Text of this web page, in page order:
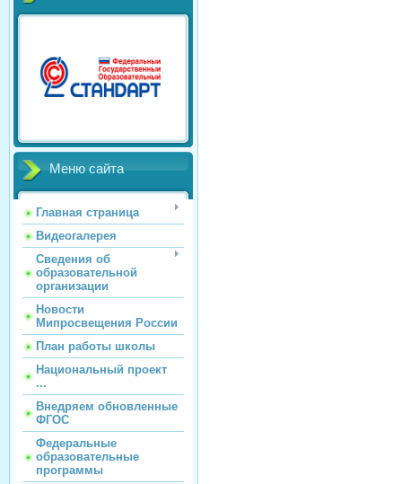
Меню сайта
Главная страница
Видеогалерея
Сведения об
образовательной
организации
Новости
Мипросвещения России
План работы школы
Национальный проект
...
Внедряем обновленные
ФГОС
Федеральные
образовательные
программы